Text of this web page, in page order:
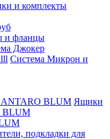
и комплекты
и фланцы
Джокер
Система Микрон и
Ящики
BLUM
подкладки для